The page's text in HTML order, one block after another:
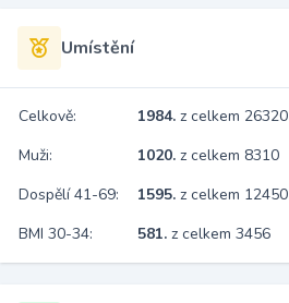
Umístění
Celkově: 1984. z celkem 26320
Muži:
1020. z celkem 8310
Dospělí 41-69:
1595. z celkem 12450
BMI 30-34:
581. z celkem 3456